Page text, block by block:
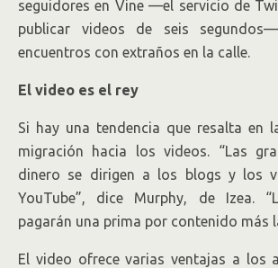
seguidores en Vine —el servicio de
publicar videos de seis
encuentros con extraños en la calle.
El video es el rey
Si hay una tendencia que resalta en
migración hacia los videos. “Las
dinero se dirigen a los blogs y los
YouTube”, dice Murphy, de Izea.
pagarán una prima por contenido más
El video ofrece varias ventajas a los